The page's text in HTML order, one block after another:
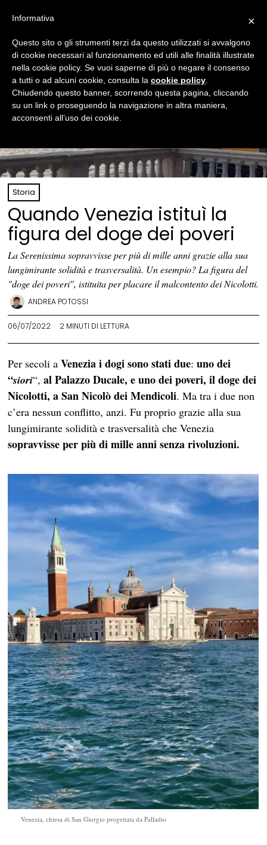
Storia
Quando Venezia istituì la
figura del doge dei poveri
La Serenissima sopravvisse per più di mille anni grazie alla sua
lungimirante solidità e trasversalità. Un esempio? La figura del
"doge dei poveri", istituita per placare il malcontento dei Nicolotti.
ANDREA POTOSSI
06/07/2022 2 MINUTI DI LETTURA
Per secoli aVenezia i dogi sono stati due:uno dei
“siori“, al Palazzo Ducale, e uno dei poveri, il doge dei
Nicolotti, a San Nicolò dei Mendicoli. Ma tra i due non
c’era nessun conflitto, anzi. Fu proprio grazie alla sua
lungimirante solidità e trasversalità che Venezia
sopravvisse per più di mille anni senza rivoluzioni.
Venezia, chiesa di San Giorgio progettata da Palladio
×
Informativa
Questo sito o gli strumenti terzi da questo utilizzati si avvalgono
di cookie necessari al funzionamento ed utili alle finalità illustrate
nella cookie policy. Se vuoi saperne di più o negare il consenso
a tutti o ad alcuni cookie, consulta la cookie policy
Chiudendo questo banner, scorrendo questa pagina, cliccando
su un link o proseguendo la navigazione in altra maniera,
acconsenti all’uso dei cookie.